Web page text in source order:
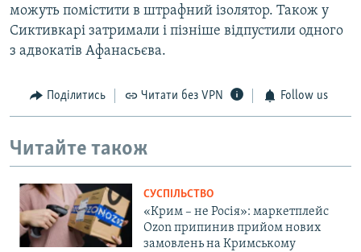
можуть помістити в штрафний ізолятор. Також у
Сиктивкарі затримали і пізніше відпустили одного
з адвокатів Афанасьєва.
Поділитись Читати без VPN Follow us
Читайте також
СУСПІЛЬСТВО
«Крим – не Росія»: маркетплейс
Ozon припинив прийом нових
замовлень на Кримському